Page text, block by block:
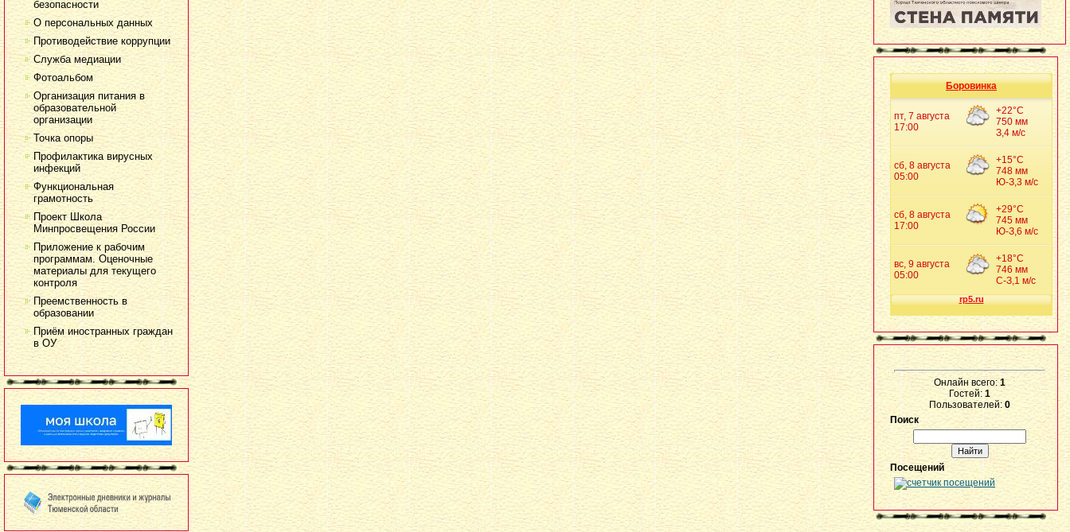
безопасности
О персональных данных
Противодействие коррупции
Служба медиации
Фотоальбом
Организация питания в
образовательной
организации
Точка опоры
Профилактика вирусных
инфекций
Функциональная
грамотность
Проект Школа
Минпросвещения России
Приложение к рабочим
программам. Оценочные
материалы для текущего
контроля
Преемственность в
образовании
Приём иностранных граждан
в ОУ
Боровинка
Онлайн всего:1
Гостей: 1
Пользователей: 0
Поиск
Посещений